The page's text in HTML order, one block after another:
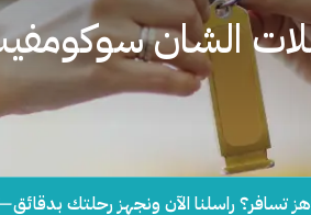
الشان
تسافر؟ راسلنا الآن ونجهز رحلتك بدقائق